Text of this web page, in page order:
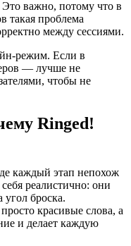
Это важно, потому что в
такая проблема
между сессиями.
режим. Если в
— лучше не
чтобы не
Ringed!
каждый этап непохож
реалистично: они
угол броска.
красивые слова, а
и делает каждую